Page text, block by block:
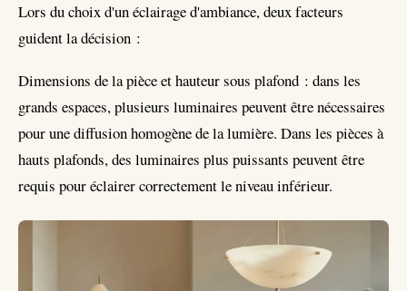
Lors du choix d'un éclairage d'ambiance, deux facteurs
guident la décision :
Dimensions de la pièce et hauteur sous plafond : dans les
grands espaces, plusieurs luminaires peuvent être nécessaires
pour une diffusion homogène de la lumière. Dans les pièces à
hauts plafonds, des luminaires plus puissants peuvent être
requis pour éclairer correctement le niveau inférieur.